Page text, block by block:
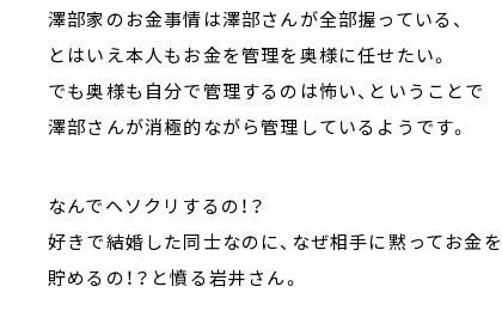
澤部家のお金事情は澤部さんが全部握っている、
とはいえ本人もお金を管理を奥様に任せたい。
でも奥様も自分で管理するのは怖い、ということで
澤部さんが消極的ながら管理しているようです。
なんでヘソクリするの！？
好きで結婚した同士なのに、なぜ相手に黙ってお金を
貯めるの！？と憤る岩井さん。